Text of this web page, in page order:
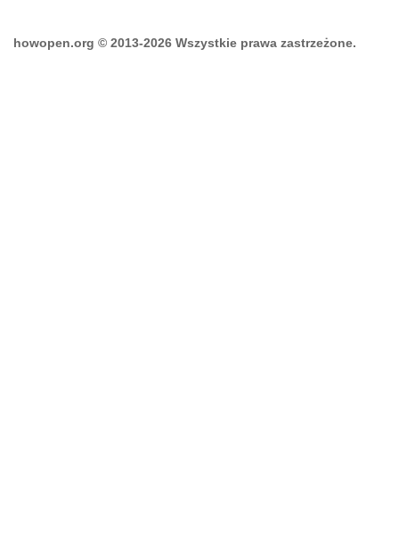
howopen.org © 2013-2026 Wszystkie prawa zastrzeżone.